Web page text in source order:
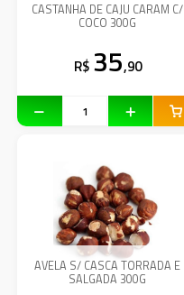
CASTANHA DE CAJU CARAM C/
COCO 300G
R$ 35,90
AVELA S/ CASCA TORRADA E
SALGADA 300G